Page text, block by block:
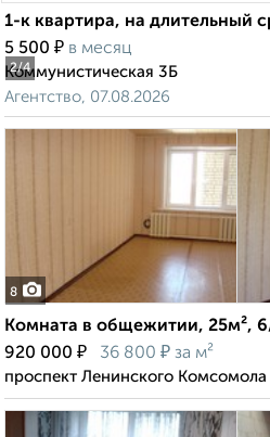
2/4
1-к квартира, на длительный
5 500 ₽ в месяц
Коммунистическая 3Б
Агентство, 07.08.2026
8
Комната в общежитии, 25м²,
920 000 ₽ 36 800 ₽ за м²
проспект Ленинского Комсомола